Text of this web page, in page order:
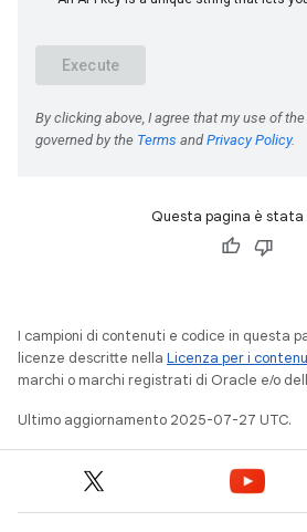
Questa pagina è stata
I campioni di contenuti e codice in questa
licenze descritte nella Licenza per i
marchi o marchi registrati di Oracle e/o
Ultimo aggiornamento 2025-07-27 UTC.